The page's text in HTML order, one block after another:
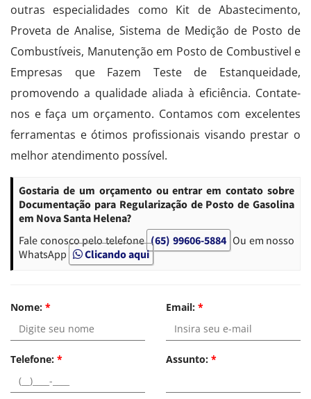
outras especialidades como Kit de Abastecimento,
Proveta de Analise, Sistema de Medição de Posto de
Combustíveis, Manutenção em Posto de Combustivel e
Empresas que Fazem Teste de Estanqueidade,
promovendo a qualidade aliada à eficiência. Contate-
nos e faça um orçamento. Contamos com excelentes
ferramentas e ótimos profissionais visando prestar o
melhor atendimento possível.
Gostaria de um orçamento ou entrar em contato sobre
Documentação para Regularização de Posto de Gasolina
em Nova Santa Helena?
Fale conosco pelo telefone (65) 99606-5884 Ou em nosso
WhatsApp
Clicando aqui
Nome: * Email: *
Telefone: * Assunto: *